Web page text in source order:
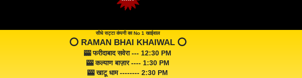
सीधे सट्टा कंपनी का No 1 खाईवाल
⭕️ RAMAN BHAI KHAIWAL ⭕️
🎰 फरीदाबाद सवेरा --- 12:30 PM
🎰 कल्याण बाज़ार ---- 1:30 PM
🎰 खाटू धाम -------- 2:30 PM